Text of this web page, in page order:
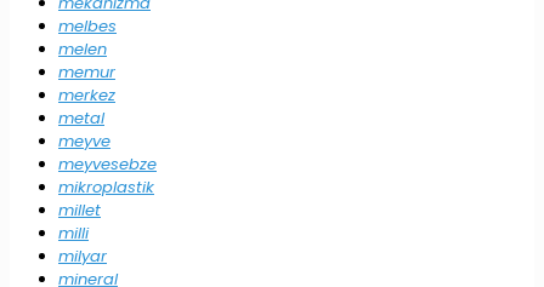
melbes
melen
memur
merkez
metal
meyve
meyvesebze
mikroplastik
millet
milli
milyar
mineral